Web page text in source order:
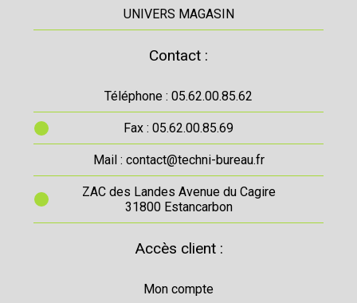
UNIVERS MAGASIN
Contact :
Téléphone : 05.62.00.85.62
Fax : 05.62.00.85.69
Mail : contact@techni-bureau.fr
ZAC des Landes Avenue du Cagire
31800 Estancarbon
Accès client :
Mon compte